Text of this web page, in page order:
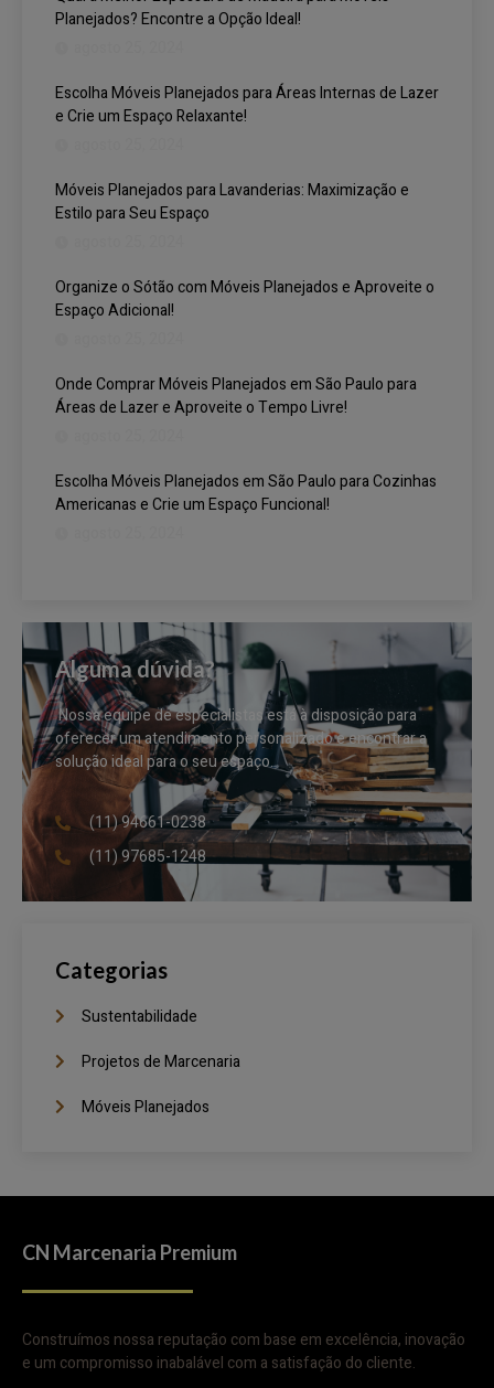
Planejados? Encontre a Opção Ideal!
Escolha Móveis Planejados para Áreas Internas de Lazer
e Crie um Espaço Relaxante!
Móveis Planejados para Lavanderias: Maximização e
Estilo para Seu Espaço
Organize o Sótão com Móveis Planejados e Aproveite o
Espaço Adicional!
Onde Comprar Móveis Planejados em São Paulo para
Áreas de Lazer e Aproveite o Tempo Livre!
Escolha Móveis Planejados em São Paulo para Cozinhas
Americanas e Crie um Espaço Funcional!
Alguma dúvida?
Nossa equipe de especialistas está à disposição para
oferecer um atendimento personalizado e encontrar a
solução ideal para o seu espaço.
(11) 94661-0238
(11) 97685-1248
Categorias
Sustentabilidade
Projetos de Marcenaria
Móveis Planejados
CN Marcenaria Premium
Construímos nossa reputação com base em excelência, inovação
e um compromisso inabalável com a satisfação do cliente.